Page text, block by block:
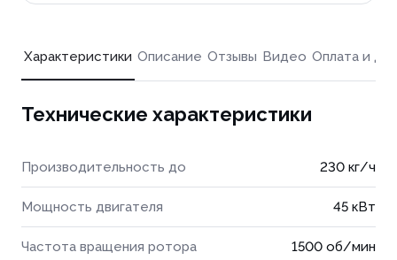
Характеристики Описание Отзывы Видео Оплата и
Технические характеристики
Производительность до 230 кг/ч
Мощность двигателя 45 кВт
Частота вращения ротора 1500 об/мин